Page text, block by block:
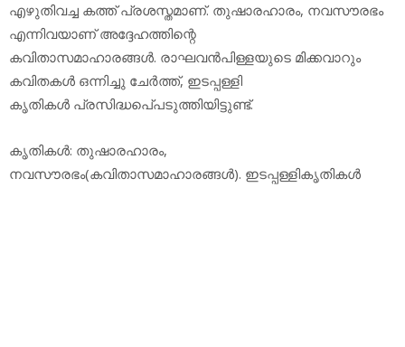
എഴുതിവച്ച കത്ത് പ്രശസ്തമാണ്. തുഷാരഹാരം, നവസൗരഭം
എന്നിവയാണ് അദ്ദേഹത്തിന്റെ
കവിതാസമാഹാരങ്ങള്‍. രാഘവന്‍പിള്ളയുടെ മിക്കവാറും
കവിതകള്‍ ഒന്നിച്ചു ചേര്‍ത്ത്, ഇടപ്പള്ളി
കൃതികള്‍ പ്രസിദ്ധപെ്പടുത്തിയിട്ടുണ്ട്.
കൃതികള്‍: തുഷാരഹാരം,
നവസൗരഭം(കവിതാസമാഹാരങ്ങള്‍). ഇടപ്പള്ളികൃതികള്‍